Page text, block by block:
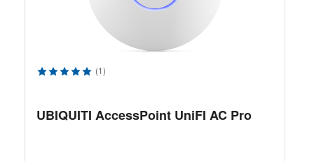
Durchschnittliche Bewertung von 5 von 5 Sternen
(1)
UBIQUITI AccessPoint UniFI AC Pro